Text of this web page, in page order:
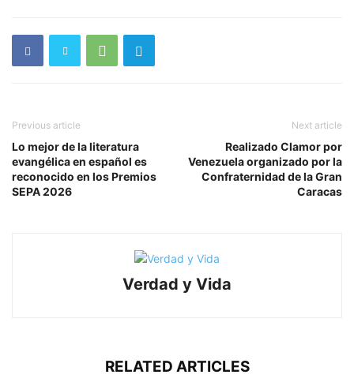
Previous article
Lo mejor de la literatura
evangélica en español es
reconocido en los Premios
SEPA 2026
Next article
Realizado Clamor por
Venezuela organizado por la
Confraternidad de la Gran
Caracas
Verdad y Vida
RELATED ARTICLES